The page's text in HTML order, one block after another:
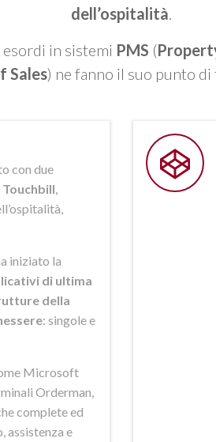
dell’ospitalità
esordi in sistemi PMS (
Sales) ne fanno il suo punto di
con due
Touchbill
iniziato la
di ultima
della
: singole e
Microsoft
Orderman,
complete ed
assistenza e